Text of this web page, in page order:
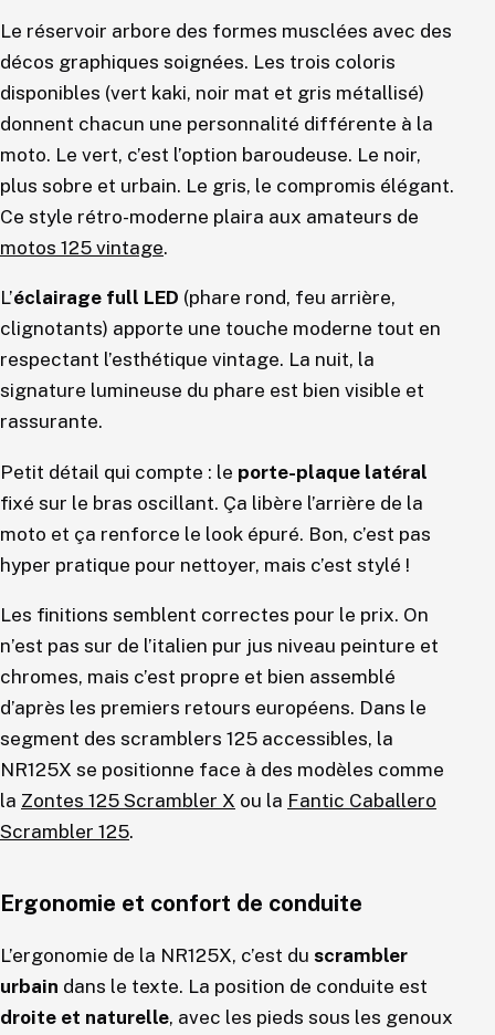
Le réservoir arbore des formes musclées avec des
décos graphiques soignées. Les trois coloris
disponibles (vert kaki, noir mat et gris métallisé)
donnent chacun une personnalité différente à la
moto. Le vert, c’est l’option baroudeuse. Le noir,
plus sobre et urbain. Le gris, le compromis élégant.
Ce style rétro-moderne plaira aux amateurs de
motos 125 vintage.
L’éclairage full LED (phare rond, feu arrière,
clignotants) apporte une touche moderne tout en
respectant l’esthétique vintage. La nuit, la
signature lumineuse du phare est bien visible et
rassurante.
Petit détail qui compte : le porte-plaque latéral
fixé sur le bras oscillant. Ça libère l’arrière de la
moto et ça renforce le look épuré. Bon, c’est pas
hyper pratique pour nettoyer, mais c’est stylé !
Les finitions semblent correctes pour le prix. On
n’est pas sur de l’italien pur jus niveau peinture et
chromes, mais c’est propre et bien assemblé
d’après les premiers retours européens. Dans le
segment des scramblers 125 accessibles, la
NR125X se positionne face à des modèles comme
la Zontes 125 Scrambler X ou la Fantic Caballero
Scrambler 125.
Ergonomie et confort de conduite
L’ergonomie de la NR125X, c’est du scrambler
urbain dans le texte. La position de conduite est
droite et naturelle, avec les pieds sous les genoux